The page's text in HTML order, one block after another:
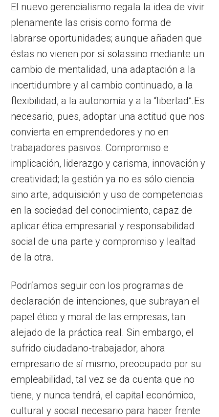
El nuevo gerencialismo regala la idea de vivir
plenamente las crisis como forma de
labrarse oportunidades; aunque añaden que
éstas no vienen por sí solassino mediante un
cambio de mentalidad, una adaptación a la
incertidumbre y al cambio continuado, a la
flexibilidad, a la autonomía y a la “libertad”.Es
necesario, pues, adoptar una actitud que nos
convierta en emprendedores y no en
trabajadores pasivos. Compromiso e
implicación, liderazgo y carisma, innovación y
creatividad; la gestión ya no es sólo ciencia
sino arte, adquisición y uso de competencias
en la sociedad del conocimiento, capaz de
aplicar ética empresarial y responsabilidad
social de una parte y compromiso y lealtad
de la otra.
Podríamos seguir con los programas de
declaración de intenciones, que subrayan el
papel ético y moral de las empresas, tan
alejado de la práctica real. Sin embargo, el
sufrido ciudadano-trabajador, ahora
empresario de sí mismo, preocupado por su
empleabilidad, tal vez se da cuenta que no
tiene, y nunca tendrá, el capital económico,
cultural y social necesario para hacer frente